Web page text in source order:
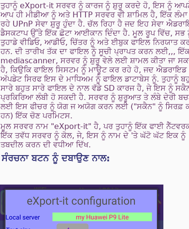
ਤੁਹਾਨੂੰ eXport-it ਸਰਵਰ ਨੂੰ ਕਾਰਜ ਨੂੰ ਸ਼ੁਰੂ ਕਰਦੇ ਹੋ, ਇਸ ਨੂੰ
ਆਪ ਹੀ ਮੀਡੀਆ ਨੂੰ ਅਤੇ HTTP ਸਰਵਰ ਵੀ ਸ਼ਾਮਿਲ ਹੈ, ਇੱਕ
ਰਹੇ UPnP ਸੇਵਾ ਸ਼ੁਰੂ ਹੁੰਦਾ ਹੈ. ਚੱਲ ਰਿਹਾ ਹੈ ਜਦ ਇਹ ਸੇਵਾ
ਡੈਸਕਟਾਪ ਉੱਤੇ ਇੱਕ ਛੋਟਾ ਆਈਕਾਨ ਦਿੰਦਾ ਹੈ. ਮੂਲ ਰੂਪ ਵਿੱਚ, ਸਭ
ਤੁਹਾਡੇ ਵੀਡਿਓ, ਆਡੀਓ, ਚਿੱਤਰ ਨੂੰ ਅਤੇ ਈਬੁਕ ਫਾਇਲ ਨਿਰਯਾਤ
ਹਨ. ਦੀ ਤਾਰੀਖ ਤੱਕ ਦਾ ਫਾਇਲ ਨੂੰ ਸੂਚੀ ਪ੍ਰਾਪਤ ਕਰਨ ਲਈ,,,
mediascanner, ਸਰਵਰ ਨੂੰ ਸ਼ੁਰੂ ਵੇਲੇ ਲਈ ਸ਼ਾਮਲ ਕੀਤਾ ਜਾ
ਹੈ, ਕਿਉਕਿ ਫਾਇਲ ਸਿਸਟਮ ਨੂੰ ਮਾਊਟ ਕਰ ਰਹੇ ਹੋ, ਜਦ ਐਡਰਾਇਡ
ਅੱਪਡੇਟ ਸਿਰਫ ਇਸ ਦੇ ਮਾਧਿਅਮ ਨੂੰ ਫਾਇਲ ਡਾਟਾਬੇਸ ਨੂੰ. ਤੁਹਾਨੂੰ
ਸਾਰੇ ਬਹੁਤ ਸਾਰੇ ਫਾਇਲ ਦੇ ਨਾਲ ਵੱਡੇ SD ਕਾਰਜ ਹੈ, ਜੇ ਇਸ ਨੂੰ
ਪ੍ਰਕਿਰਿਆ ਲੰਬੀ ਹੋ ਸਕਦੀ ਹੈ. ਸਰਵਰ ਨੂੰ ਸ਼ੁਰੂਆਤ ਤੇ ਲੰਬੇ ਦੇਰੀ
ਲਈ ਇਸ ਫੀਚਰ ਨੂੰ ਯੋਗ ਜ ਅਯੋਗ ਕਰਨ ਲਈ ("ਸਕੈਨ" ਨੂੰ ਸਿਰਫ਼
ਹਨ) ਇੱਕ ਚੋਣ ਪਰਮਿਟਸ.
ਮੂਲ ਸਰਵਰ ਨਾਮ "eXport-it" ਹੈ, ਪਰ ਤੁਹਾਨੂੰ ਇੱਕ ਫਾਈ
ਇੱਕ ਤਵੱਧ ਸਰਵਰ ਨੂੰ ਕੋਲ, ਜੇ, ਇਸ ਨੂੰ ਨਾਮ ਦੇ 'ਤੇ ਘੱਟੋ ਘੱਟ ਇਕ ਨੂੰ
ਤਬਦੀਲ ਕਰਨ ਦੀ ਵਧੀਆ ਦਿੱਖ.
ਸੰਰਚਨਾ ਬਟਨ ਨੂੰ ਦਬਾਉਣ ਨਾਲ: